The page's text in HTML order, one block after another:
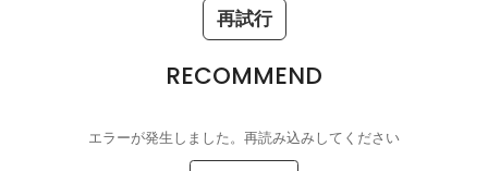
再試行
RECOMMEND
エラーが発生しました。再読み込みしてください